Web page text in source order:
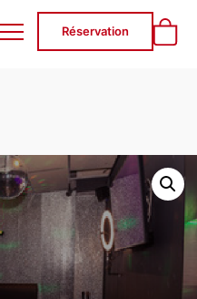
RED CORNER
Réservation